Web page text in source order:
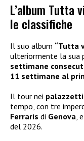
L’album Tutta
le classifiche
Il suo album “Tutta
ulteriormente la sua
settimane
11 settimane al
Il tour nei palazzetti
tempo, con tre
Ferraris di Genova,
del 2026.